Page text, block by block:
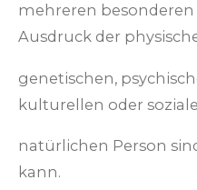
mehreren
Ausdruck der
genetischen,
kulturellen oder
natürlichen Person
kann.